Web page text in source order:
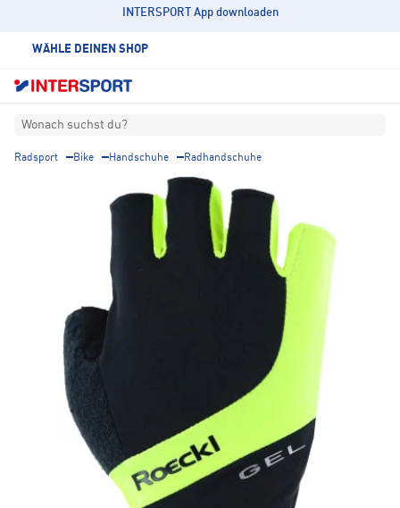
INTERSPORT App downloaden
WÄHLE DEINEN SHOP
Wonach suchst du?
Radsport Bike Handschuhe Radhandschuhe